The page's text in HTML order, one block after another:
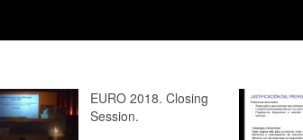
EURO 2018. Closing
Session.